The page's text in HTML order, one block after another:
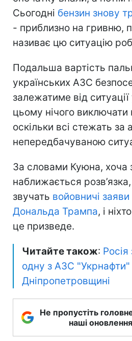
Сьогодні бензин знову
- приблизно на гривню,
називає цю ситуацію
Подальша вартість
українських АЗС
залежатиме від ситуації
цьому нічого
оскільки всі стежать за
непередбачуваною
За словами Куюна, хоча
наближається
звучать войовничі
Дональда Трампа, і
це призведе.
Читайте також:
одну з АЗС "Укрнафти"
Дніпропетровщині
Не пропустіть
наші